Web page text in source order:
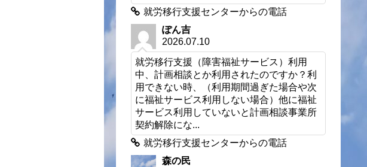
就労移行支援センターからの電話
ぽん吉
2026.07.10
就労移行支援（障害福祉サービス）利用
中、計画相談とか利用されたのですか？利
用できない時、（利用期間過ぎた場合や次
に福祉サービス利用しない場合）他に福祉
サービス利用していないと計画相談事業所
契約解除にな...
就労移行支援センターからの電話
森の民